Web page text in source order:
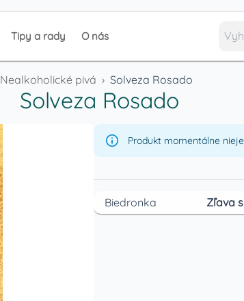
Tipy a rady O nás
Nealkoholické pivá › Solveza Rosado
Solveza Rosado
Produkt momentálne
Biedronka Zľava